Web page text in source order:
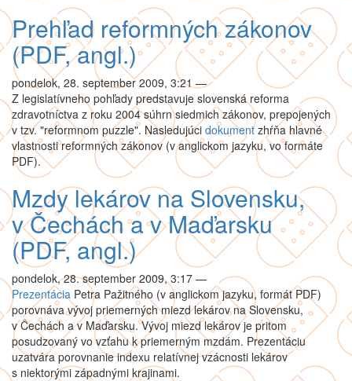
Prehľad reformných zákonov
(PDF, angl.)
pondelok, 28. september 2009, 3:21 —
Z legislatívneho pohľady predstavuje slovenská reforma
zdravotníctva z roku 2004 súhrn siedmich zákonov, prepojených
v tzv. "reformnom puzzle". Nasledujúci dokumentzhŕňa hlavné
vlastnosti reformných zákonov (v anglickom jazyku, vo formáte
PDF).
Mzdy lekárov na Slovensku,
v Čechách a v Maďarsku
(PDF, angl.)
pondelok, 28. september 2009, 3:17 —
Prezentácia Petra Pažitného (v anglickom jazyku, formát PDF)
porovnáva vývoj priemerných miezd lekárov na Slovensku,
v Čechách a v Maďarsku. Vývoj miezd lekárov je pritom
posudzovaný vo vzťahu k priemerným mzdám. Prezentáciu
uzatvára porovnanie indexu relatívnej vzácnosti lekárov
s niektorými západnými krajinami.